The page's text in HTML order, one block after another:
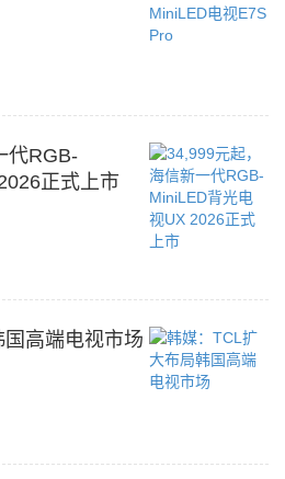
代RGB-
正式上市
高端电视市场